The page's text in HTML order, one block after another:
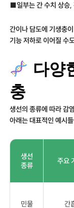
■일부는 간 수치 상승,
간이나 담도에 기생충
기능 저하로 이어질 수
다양
충
생선의 종류에 따라 감
아래는 대표적인 예시
생선
종류
주요
민물 간